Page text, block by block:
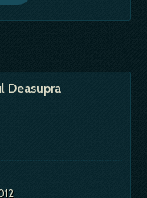
Deasupra